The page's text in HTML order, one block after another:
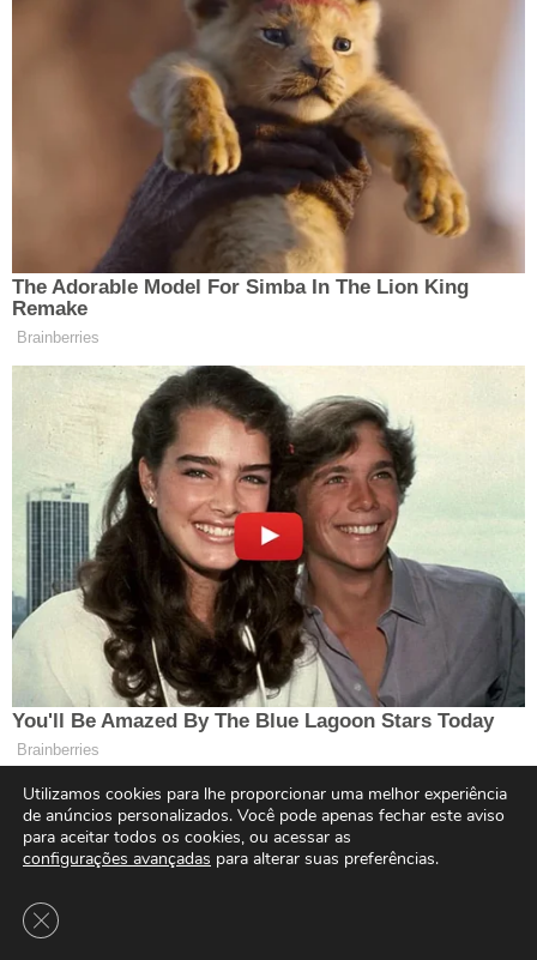
Utilizamos cookies para lhe proporcionar uma melhor experiência
de anúncios personalizados. Você pode apenas fechar este aviso
para aceitar todos os cookies, ou acessar as
configurações avançadas para alterar suas preferências.
Close GDPR Cookie Banner